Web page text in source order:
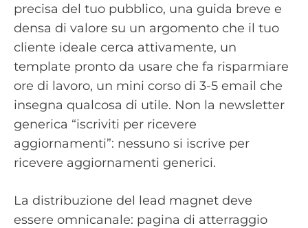
precisa del tuo pubblico, una guida breve e
densa di valore su un argomento che il tuo
cliente ideale cerca attivamente, un
template pronto da usare che fa risparmiare
ore di lavoro, un mini corso di 3-5 email che
insegna qualcosa di utile. Non la newsletter
generica “iscriviti per ricevere
aggiornamenti”: nessuno si iscrive per
ricevere aggiornamenti generici.
La distribuzione del lead magnet deve
essere omnicanale: pagina di atterraggio